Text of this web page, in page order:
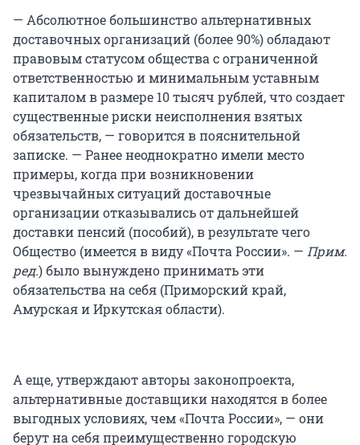
— Абсолютное большинство альтернативных
доставочных организаций (более 90%) обладают
правовым статусом общества с ограниченной
ответственностью и минимальным уставным
капиталом в размере 10 тысяч рублей, что создает
существенные риски неисполнения взятых
обязательств, — говорится в пояснительной
записке. — Ранее неоднократно имели место
примеры, когда при возникновении
чрезвычайных ситуаций доставочные
организации отказывались от дальнейшей
доставки пенсий (пособий), в результате чего
Общество (имеется в виду «Почта России». — Прим.
ред.) было вынуждено принимать эти
обязательства на себя (Приморский край,
Амурская и Иркутская области).
А еще, утверждают авторы законопроекта,
альтернативные доставщики находятся в более
выгодных условиях, чем «Почта России», — они
берут на себя преимущественно городскую